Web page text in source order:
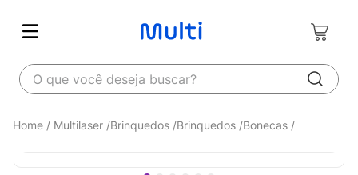
O que você deseja buscar?
Multilaser Brinquedos Brinquedos Bonecas